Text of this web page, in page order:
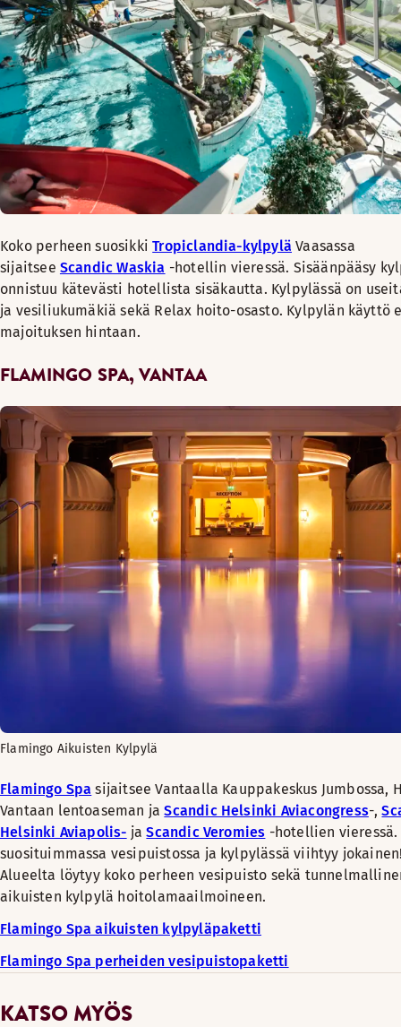
Koko perheen suosikkiTropiclandia-kylpylä Vaasassa
sijaitsee Scandic Waskia -hotellin vieressä. Sisäänpääsy
onnistuu kätevästi hotellista sisäkautta. Kylpylässä on
ja vesiliukumäkiä sekä Relax hoito-osasto. Kylpylän käyttö
majoituksen hintaan.
FLAMINGO SPA, VANTAA
Flamingo Aikuisten Kylpylä
Flamingo Spa sijaitsee Vantaalla Kauppakeskus Jumbossa,
Vantaan lentoaseman jaScandic Helsinki Aviacongress-,
Helsinki Aviapolis- jaScandic Veromies -hotellien vieressä.
suosituimmassa vesipuistossa ja kylpylässä viihtyy
Alueelta löytyy koko perheen vesipuisto sekä
aikuisten kylpylä hoitolamaailmoineen.
Flamingo Spa aikuisten kylpyläpaketti
Flamingo Spa perheiden vesipuistopaketti
KATSO MYÖS